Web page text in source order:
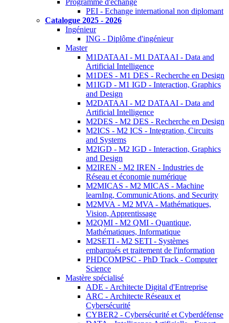
Programme d'échange
PEI - Echange international non diplomant
Catalogue 2025 - 2026
Ingénieur
ING - Diplôme d'ingénieur
Master
M1DATAAI - M1 DATAAI - Data and
Artificial Intelligence
M1DES - M1 DES - Recherche en Design
M1IGD - M1 IGD - Interaction, Graphics
and Design
M2DATAAI - M2 DATAAI - Data and
Artificial Intelligence
M2DES - M2 DES - Recherche en Design
M2ICS - M2 ICS - Integration, Circuits
and Systems
M2IGD - M2 IGD - Interaction, Graphics
and Design
M2IREN - M2 IREN - Industries de
Réseau et économie numérique
M2MICAS - M2 MICAS - Machine
learnIng, CommunicAtions, and Security
M2MVA - M2 MVA - Mathématiques,
Vision, Apprentissage
M2QMI - M2 QMI - Quantique,
Mathématiques, Informatique
M2SETI - M2 SETI - Systèmes
embarqués et traitement de l'information
PHDCOMPSC - PhD Track - Computer
Science
Mastère spécialisé
ADE - Architecte Digital d'Entreprise
ARC - Architecte Réseaux et
Cybersécurité
CYBER2 - Cybersécurité et Cyberdéfense